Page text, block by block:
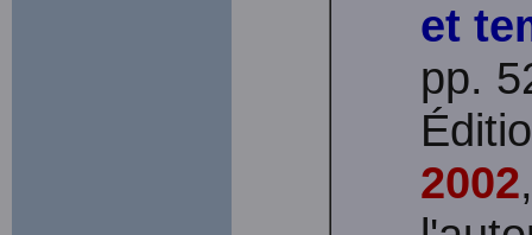
et
pp.
2002